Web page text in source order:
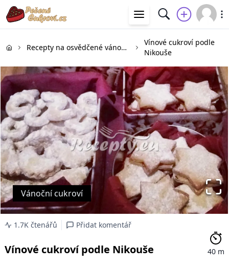
Recepty na osvědčené vánoční cukroví
Vínové cukroví podle
Nikouše
Vánoční cukroví
1.7K čtenářů Přidat komentář
Vínové cukroví podle Nikouše 40 m